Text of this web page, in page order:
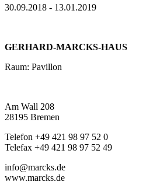
30.09.2018 - 13.01.2019
GERHARD-MARCKS-HAUS
Raum: Pavillon
Am Wall 208
28195 Bremen
Telefon +49 421 98 97 52 0
Telefax +49 421 98 97 52 49
info@marcks.de
www.marcks.de